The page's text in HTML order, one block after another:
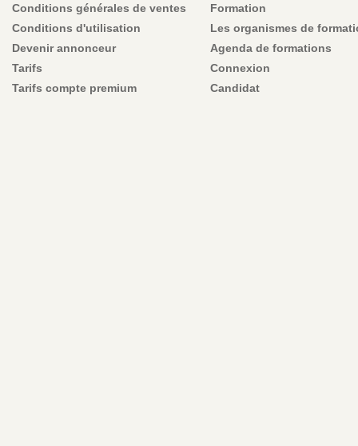
Conditions générales de ventes
Conditions d'utilisation
Devenir annonceur
Tarifs
Tarifs compte premium
Formation
Les organismes de
Agenda de formations
Connexion
Candidat